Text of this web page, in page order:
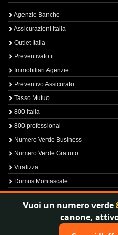
Agenzie Banche
Assicurazioni Italia
Outlet Italia
Preventivato.it
Immobiliari Agenzie
Preventivo Assicurato
Tasso Mutuo
800 italia
800 professional
Numero Verde Business
Numero Verde Gratuito
Viralizza
Domus Montascale
Sprint800
Verfica Numero Verde
Vuoi un numero verde
canone,